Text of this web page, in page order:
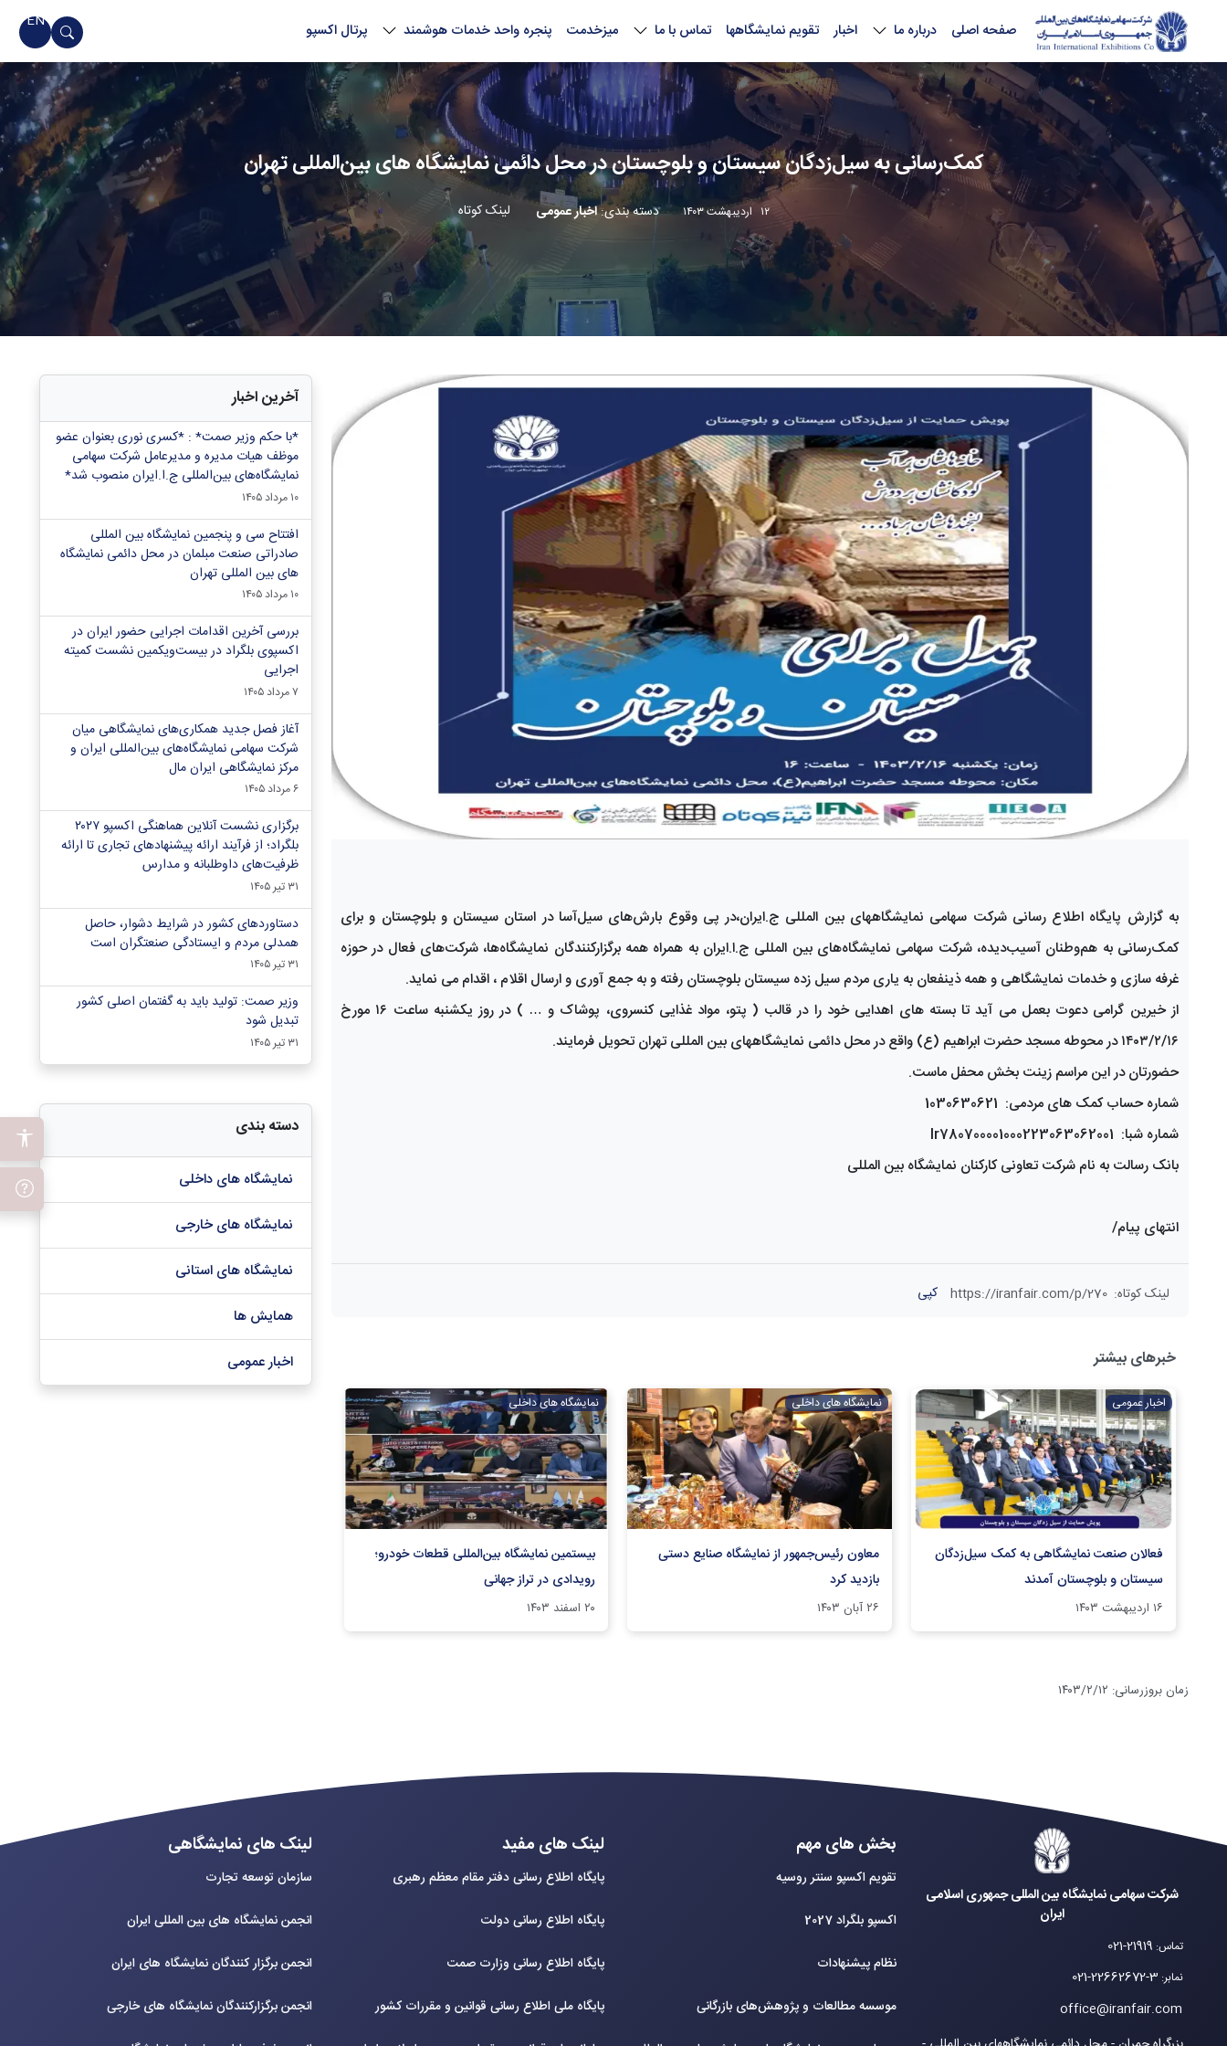
صفحه اصلی درباره ما اخبار تقویم نمایشگاهها تماس با ما میزخدمت پنجره واحد خدمات هوشمند پرتال اکسپو EN
کمک‌رسانی به سیل‌زدگان سیستان و بلوچستان در محل دائمی نمایشگاه های بین‌المللی تهران
۱۲ اردیبهشت ۱۴۰۳ دسته بندی:اخبار عمومی لینک کوتاه
به گزارش پایگاه اطلاع رسانی شرکت سهامی نمایشگاههای بین المللی ج.ایران،در پی وقوع بارش‌های سیل‌آسا در استان سیستان و بلوچستان و برای
کمک‌رسانی به هم‌وطنان آسیب‌دیده، شرکت سهامی نمایشگاه‌های بین المللی ج.ا.ایران به همراه همه برگزارکنندگان نمایشگاه‌ها، شرکت‌های فعال در حوزه
غرفه سازی و خدمات نمایشگاهی و همه ذینفعان به یاری مردم سیل زده سیستان بلوچستان رفته و به جمع آوری و ارسال اقلام ، اقدام می نماید.
از خیرین گرامی دعوت بعمل می آید تا بسته های اهدایی خود را در قالب ( پتو، مواد غذایی کنسروی، پوشاک و … ) در روز یکشنبه ساعت ۱۶ مورخ
۱۴۰۳/۲/۱۶ در محوطه مسجد حضرت ابراهیم (ع) واقع در محل دائمی نمایشگاههای بین المللی تهران تحویل فرمایند.
حضورتان در این مراسم زینت بخش محفل ماست.
شماره حساب کمک های مردمی: 1030630621
شماره شبا: Ir780700001000223063062001
بانک رسالت به نام شرکت تعاونی کارکنان نمایشگاه بین المللی
انتهای پیام/
لینک کوتاه:
https://iranfair.com/p/270 کپی
خبرهای بیشتر
اخبار عمومی
فعالان صنعت نمایشگاهی به کمک سیل‌زدگان
سیستان و بلوچستان آمدند
۱۶ اردیبهشت ۱۴۰۳
نمایشگاه های داخلی
معاون رئیس‌جمهور از نمایشگاه صنایع دستی
بازدید کرد
۲۶ آبان ۱۴۰۳
نمایشگاه های داخلی
بیستمین نمایشگاه بین‌المللی قطعات خودرو؛
رویدادی در تراز جهانی
۲۰ اسفند ۱۴۰۳
آخرین اخبار
*با حکم وزیر صمت* : *کسری نوری بعنوان عضو
موظف هیات مدیره و مدیرعامل شرکت سهامی
نمایشگاه‌های بین‌المللی ج.ا.ایران منصوب شد*
۱۰ مرداد ۱۴۰۵
افتتاح سی و پنجمین نمایشگاه بین المللی
صادراتی صنعت مبلمان در محل دائمی نمایشگاه
های بین المللی تهران
۱۰ مرداد ۱۴۰۵
بررسی آخرین اقدامات اجرایی حضور ایران در
اکسپوی بلگراد در بیست‌ویکمین نشست کمیته
اجرایی
۷ مرداد ۱۴۰۵
آغاز فصل جدید همکاری‌های نمایشگاهی میان
شرکت سهامی نمایشگاه‌های بین‌المللی ایران و
مرکز نمایشگاهی ایران‌ مال
۶ مرداد ۱۴۰۵
برگزاری نشست آنلاین هماهنگی اکسپو ۲۰۲۷
بلگراد؛ از فرآیند ارائه پیشنهادهای تجاری تا ارائه
ظرفیت‌های داوطلبانه و مدارس
۳۱ تیر ۱۴۰۵
دستاوردهای کشور در شرایط دشوار، حاصل
همدلی مردم و ایستادگی صنعتگران است
۳۱ تیر ۱۴۰۵
وزیر صمت: تولید باید به گفتمان اصلی کشور
تبدیل شود
۳۱ تیر ۱۴۰۵
دسته بندی
نمایشگاه های داخلی
نمایشگاه های خارجی
نمایشگاه های استانی
همایش ها
اخبار عمومی
زمان بروزرسانی: ۱۴۰۳/۲/۱۲
شرکت سهامی نمایشگاه بین المللی جمهوری اسلامی
ایران
تماس:
021-21919
نمابر:
021-22662672-3
office@iranfair.com
بخش های مهم
تقویم اکسپو سنتر روسیه
اکسپو بلگراد 2027
نظام پیشنهادات
موسسه مطالعات و پژوهش‌های بازرگانی
لینک های مفید
پایگاه اطلاع رسانی دفتر مقام معظم رهبری
پایگاه اطلاع رسانی دولت
پایگاه اطلاع رسانی وزارت صمت
پایگاه ملی اطلاع رسانی قوانین و مقررات کشور
لینک های نمایشگاهی
سازمان توسعه تجارت
انجمن نمایشگاه های بین المللی ایران
انجمن برگزار کنندگان نمایشگاه های ایران
انجمن برگزارکنندگان نمایشگاه های خارجی